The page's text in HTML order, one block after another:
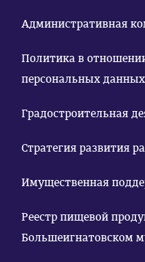
Административная
Политика в
персональных данных
Градостроительная
Стратегия развития
Имущественная
Реестр пищевой
Большеигнатовском